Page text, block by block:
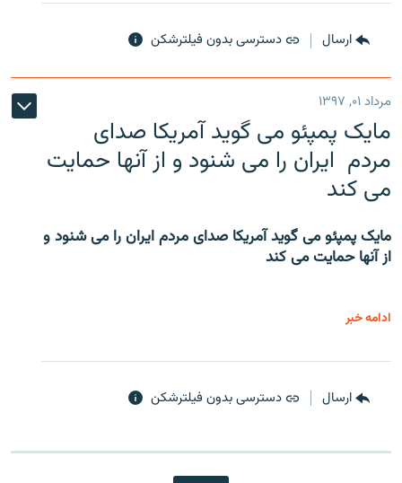
ارسال دسترسی بدون فیلترشکن
مرداد ۰۱, ۱۳۹۷
مایک پمپئو می گوید آمریکا صدای
مردم ایران را می شنود و از آنها حمایت
می کند
مایک پمپئو می گوید آمریکا صدای مردم ایران را می شنود و
از آنها حمایت می کند
ادامه خبر
ارسال دسترسی بدون فیلترشکن